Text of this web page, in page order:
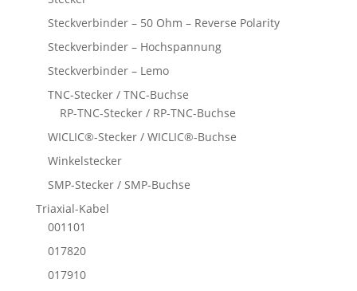
Steckverbinder – 50 Ohm – Reverse Polarity
Steckverbinder – Hochspannung
Steckverbinder – Lemo
TNC-Stecker / TNC-Buchse
RP-TNC-Stecker / RP-TNC-Buchse
WICLIC®-Stecker / WICLIC®-Buchse
Winkelstecker
SMP-Stecker / SMP-Buchse
Triaxial-Kabel
001101
017820
017910